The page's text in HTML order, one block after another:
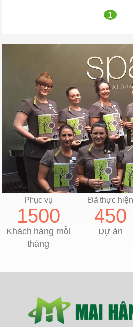
1
Phục vụ
1500
Khách hàng mỗi
tháng
Đã thực hiện
450
Dự án